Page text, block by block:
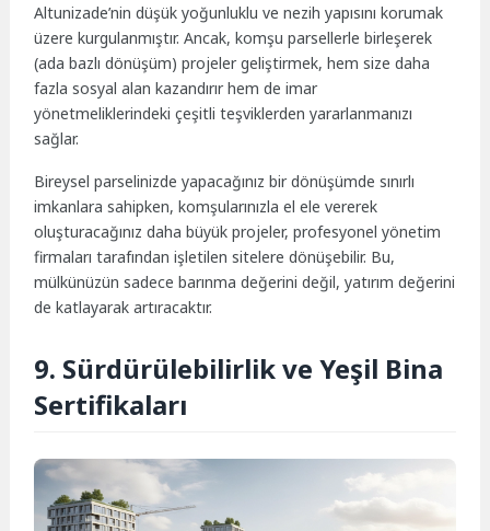
Altunizade’nin düşük yoğunluklu ve nezih yapısını korumak
üzere kurgulanmıştır. Ancak, komşu parsellerle birleşerek
(ada bazlı dönüşüm) projeler geliştirmek, hem size daha
fazla sosyal alan kazandırır hem de imar
yönetmeliklerindeki çeşitli teşviklerden yararlanmanızı
sağlar.
Bireysel parselinizde yapacağınız bir dönüşümde sınırlı
imkanlara sahipken, komşularınızla el ele vererek
oluşturacağınız daha büyük projeler, profesyonel yönetim
firmaları tarafından işletilen sitelere dönüşebilir. Bu,
mülkünüzün sadece barınma değerini değil, yatırım değerini
de katlayarak artıracaktır.
9. Sürdürülebilirlik ve Yeşil Bina
Sertifikaları